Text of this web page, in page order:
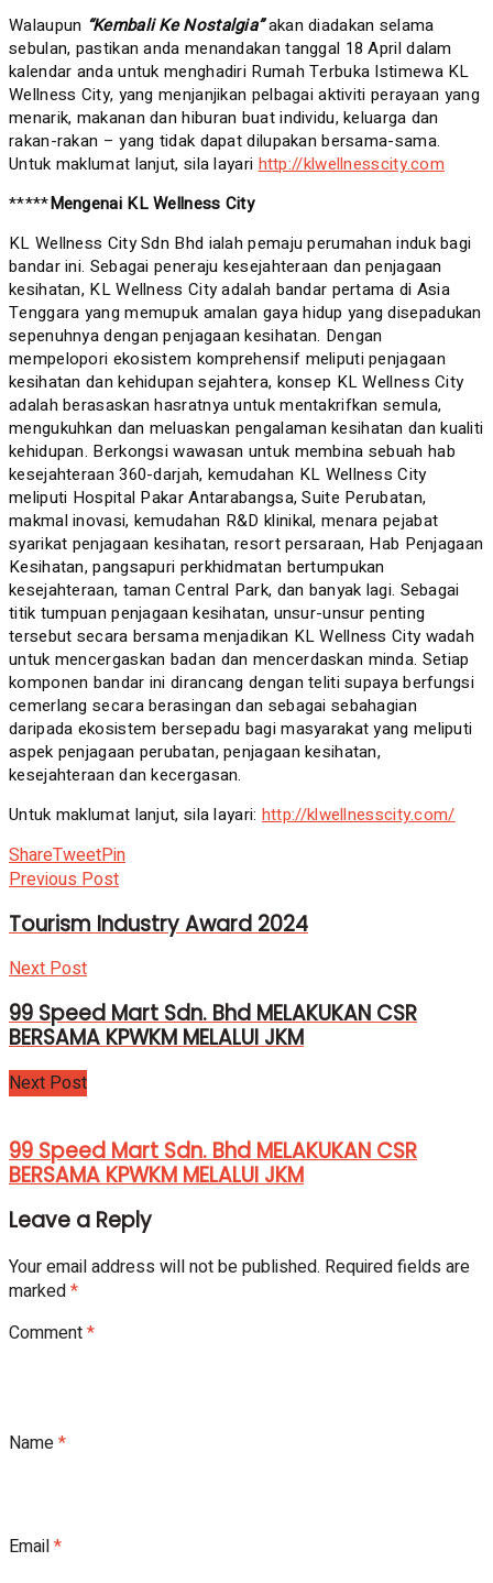
Walaupun “Kembali Ke Nostalgia”akan diadakan selama
sebulan, pastikan anda menandakan tanggal 18 April dalam
kalendar anda untuk menghadiri Rumah Terbuka Istimewa KL
Wellness City, yang menjanjikan pelbagai aktiviti perayaan yang
menarik, makanan dan hiburan buat individu, keluarga dan
rakan-rakan – yang tidak dapat dilupakan bersama-sama.
Untuk maklumat lanjut, sila layari http://klwellnesscity.com
*****Mengenai KL Wellness City
KL Wellness City Sdn Bhd ialah pemaju perumahan induk bagi
bandar ini. Sebagai peneraju kesejahteraan dan penjagaan
kesihatan, KL Wellness City adalah bandar pertama di Asia
Tenggara yang memupuk amalan gaya hidup yang disepadukan
sepenuhnya dengan penjagaan kesihatan. Dengan
mempelopori ekosistem komprehensif meliputi penjagaan
kesihatan dan kehidupan sejahtera, konsep KL Wellness City
adalah berasaskan hasratnya untuk mentakrifkan semula,
mengukuhkan dan meluaskan pengalaman kesihatan dan kualiti
kehidupan. Berkongsi wawasan untuk membina sebuah hab
kesejahteraan 360-darjah, kemudahan KL Wellness City
meliputi Hospital Pakar Antarabangsa, Suite Perubatan,
makmal inovasi, kemudahan R&D klinikal, menara pejabat
syarikat penjagaan kesihatan, resort persaraan, Hab Penjagaan
Kesihatan, pangsapuri perkhidmatan bertumpukan
kesejahteraan, taman Central Park, dan banyak lagi. Sebagai
titik tumpuan penjagaan kesihatan, unsur-unsur penting
tersebut secara bersama menjadikan KL Wellness City wadah
untuk mencergaskan badan dan mencerdaskan minda. Setiap
komponen bandar ini dirancang dengan teliti supaya berfungsi
cemerlang secara berasingan dan sebagai sebahagian
daripada ekosistem bersepadu bagi masyarakat yang meliputi
aspek penjagaan perubatan, penjagaan kesihatan,
kesejahteraan dan kecergasan.
Untuk maklumat lanjut, sila layari: http://klwellnesscity.com/
ShareTweetPin
Previous Post
Tourism Industry Award 2024
Next Post
99 Speed Mart Sdn. Bhd MELAKUKAN CSR
BERSAMA KPWKM MELALUI JKM
Next Post
99 Speed Mart Sdn. Bhd MELAKUKAN CSR
BERSAMA KPWKM MELALUI JKM
Leave a Reply
Your email address will not be published. Required fields are
marked*
Comment*
Name*
Email*